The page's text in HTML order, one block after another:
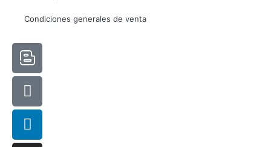
Condiciones generales de venta